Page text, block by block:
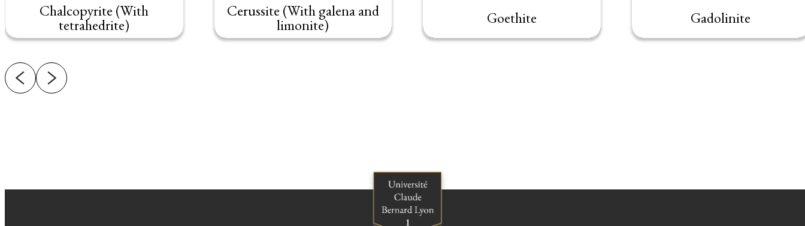
Chalcopyrite (With
tetrahedrite)
Cerussite (With galena and
limonite) Goethite Gadolinite